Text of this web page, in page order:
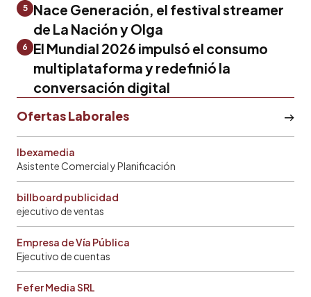
5
Nace Generación, el festival streamer
de La Nación y Olga
6
El Mundial 2026 impulsó el consumo
multiplataforma y redefinió la
conversación digital
Ofertas Laborales
Ibexamedia
Asistente Comercial y Planificación
billboard publicidad
ejecutivo de ventas
Empresa de Vía Pública
Ejecutivo de cuentas
Fefer Media SRL